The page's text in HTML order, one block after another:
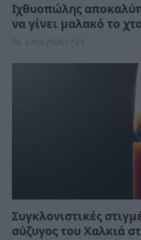
Ιχθυοπώλης
να γίνει μαλακό το
είναι μετά το βράσιμο
Πε, 6 Αυγ 2026 17:29
Συγκλονιστικές
σύζυγος του Χαλκιά